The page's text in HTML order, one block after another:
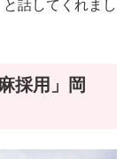
話してくれまし
採用」岡